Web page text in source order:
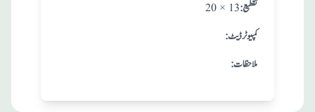
20 × 13 :تقطيع
:کمپیوٹر ڈیٹ
:ملاحظات